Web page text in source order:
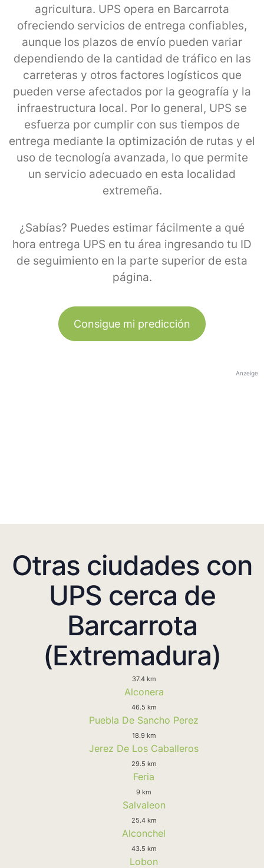
agricultura. UPS opera en Barcarrota
ofreciendo servicios de entrega confiables,
aunque los plazos de envío pueden variar
dependiendo de la cantidad de tráfico en las
carreteras y otros factores logísticos que
pueden verse afectados por la geografía y la
infraestructura local. Por lo general, UPS se
esfuerza por cumplir con sus tiempos de
entrega mediante la optimización de rutas y el
uso de tecnología avanzada, lo que permite
un servicio adecuado en esta localidad
extremeña.
¿Sabías? Puedes estimar fácilmente a qué
hora entrega UPS en tu área ingresando tu ID
de seguimiento en la parte superior de esta
página.
Consigue mi predicción
Anzeige
Otras ciudades con
UPS cerca de
Barcarrota
(Extremadura)
37.4 km
Alconera
46.5 km
Puebla De Sancho Perez
18.9 km
Jerez De Los Caballeros
29.5 km
Feria
9 km
Salvaleon
25.4 km
Alconchel
43.5 km
Lobon